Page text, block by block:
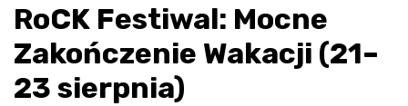
RoCK Festiwal: Mocne
Zakończenie Wakacji (21–
23 sierpnia)